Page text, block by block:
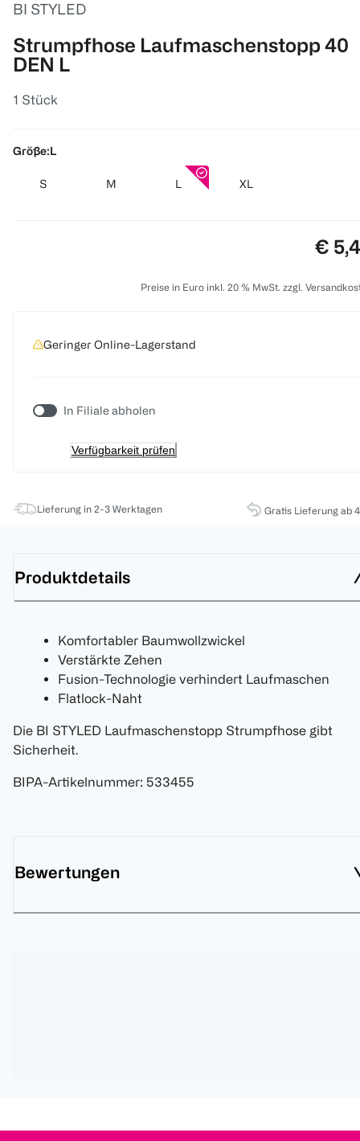
BI STYLED
Strumpfhose Laufmaschenstopp 40
DEN L
1 Stück
Größe:L
S M L XL
€
Preise in Euro inkl. 20 % MwSt. zzgl.
Geringer Online-Lagerstand
In Filiale abholen
Verfügbarkeit prüfen
Lieferung in 2-3 Werktagen Gratis Lieferung ab
Produktdetails
Komfortabler Baumwollzwickel
Verstärkte Zehen
Fusion-Technologie verhindert Laufmaschen
Flatlock-Naht
Die BI STYLED Laufmaschenstopp Strumpfhose gibt
Sicherheit.
BIPA-Artikelnummer: 533455
Bewertungen